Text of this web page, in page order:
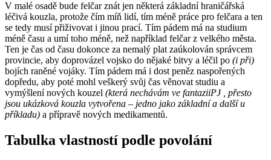
V malé osadě bude felčar znát jen některá základní hraničářská
léčivá kouzla, protože čím míň lidí, tím méně práce pro felčara a ten
se tedy musí přiživovat i jinou prací. Tím pádem má na studium
méně času a umí toho méně, než například felčar z velkého města.
Ten je čas od času dokonce za nemalý plat zaúkolován správcem
provincie, aby doprovázel vojsko do nějaké bitvy a léčil po (i při)
bojích raněné vojáky. Tím pádem má i dost peněz naspořených
dopředu, aby poté mohl veškerý svůj čas věnovat studiu a
vymýšlení nových kouzel (která nechávám ve fantaziiPJ , přesto
jsou ukázková kouzla vytvořena – jedno jako základní a další u
příkladu) a přípravě nových medikamentů.
Tabulka vlastností podle povolání